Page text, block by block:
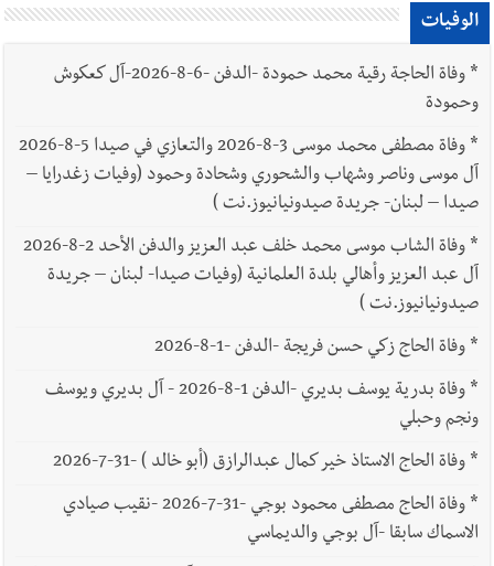
الوفيات
*
وفاة الحاجة رقية محمد حمودة -الدفن -6-8-2026-آل كعكوش
وحمودة
*
وفاة مصطفى محمد موسى 3-8-2026 والتعازي في صيدا 5-8-2026
آل موسى وناصر وشهاب والشحوري وشحادة وحمود (وفيات زغدرايا –
صيدا – لبنان- جريدة صيدونيانيوز.نت )
*
وفاة الشاب موسى محمد خلف عبد العزيز والدفن الأحد 2-8-2026
آل عبد العزيز وأهالي بلدة العلمانية (وفيات صيدا- لبنان – جريدة
صيدونيانيوز.نت )
*وفاة الحاج زكي حسن فريجة -الدفن -1-8-2026
*
وفاة بدرية يوسف بديري -الدفن 1-8-2026 - آل بديري ويوسف
ونجم وحبلي
*وفاة الحاج الاستاذ خير كمال عبدالرازق (أبو خالد ) -31-7-2026
*
وفاة الحاج مصطفى محمود بوجي -31-7-2026 -نقيب صيادي
الاسماك سابقا -آل بوجي والديماسي